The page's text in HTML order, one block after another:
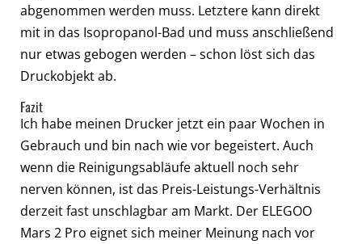
abgenommen werden muss. Letztere kann direkt
mit in das Isopropanol-Bad und muss anschließend
nur etwas gebogen werden – schon löst sich das
Druckobjekt ab.
Fazit
Ich habe meinen Drucker jetzt ein paar Wochen in
Gebrauch und bin nach wie vor begeistert. Auch
wenn die Reinigungsabläufe aktuell noch sehr
nerven können, ist das Preis-Leistungs-Verhältnis
derzeit fast unschlagbar am Markt. Der ELEGOO
Mars 2 Pro eignet sich meiner Meinung nach vor